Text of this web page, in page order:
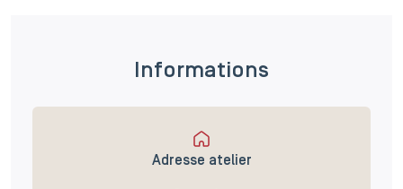
Informations
Adresse atelier